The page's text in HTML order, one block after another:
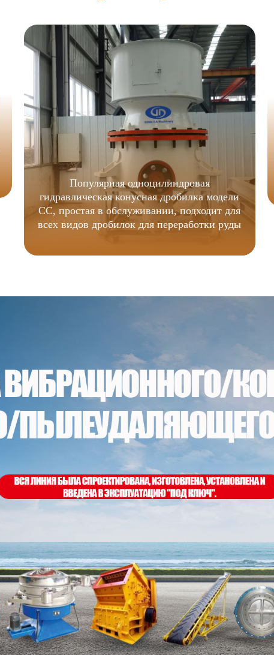
Популярная одноцилиндровая
гидравлическая конусная дробилка модели
CC, простая в обслуживании, подходит для
всех видов дробилок для переработки руды